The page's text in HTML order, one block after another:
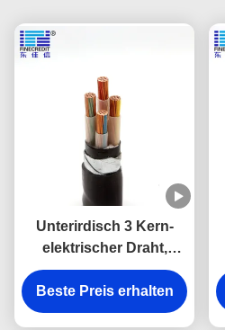
Unterirdisch 3 Kern-
elektrischer Draht,
240mm2 24kv 6,6 KV
N2XRY STA
Stromkabel-
Beste Preis erhalten